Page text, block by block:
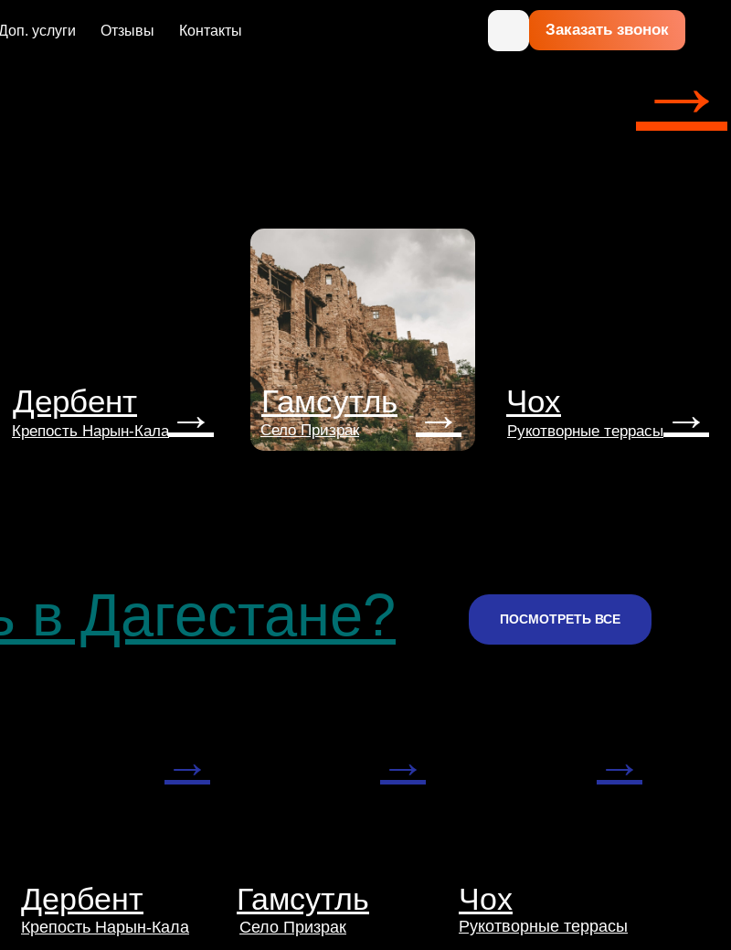
Отзывы Контакты
→
Рукотворные террасы
Чох
Село Призрак →
Гамсутль
→
Крепость Нарын-Кала
Дербент
→
Рукотворные террасы
→
Чох
Село Призрак
→
Гамсутль
Крепость Нарын-Кала
→
Дербент
ПОСМОТРЕТЬ ВСЕ
в Дагестане?